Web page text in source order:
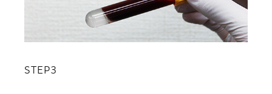
STEP3